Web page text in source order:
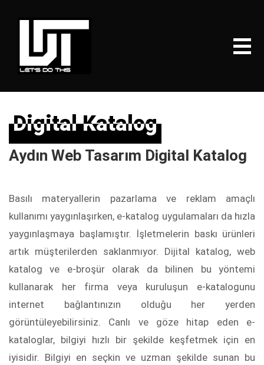
Digital Katalog
Digital Katalog
Aydın Web Tasarım Digital Katalog
Basılı materyallerin pazarlama ve reklam amaçlı
kullanımı yaygınlaşırken, e-katalog uygulamaları da hızla
yaygınlaşmaya başlamıştır. İşletmelerin baskı ürünleri
artık müşterilerden saklanmıyor. Dijital katalog, web
katalog ve e-broşür olarak da bilinen bu yöntemi
kullanarak her firma veya kuruluşun e-katalogunu
internet bağlantınızın olduğu her yerden
görüntüleyebilirsiniz. Canlı ve göze hitap eden e-
kataloglar, bilgiyi hızlı bir şekilde keşfetmek için en
iyisidir. Bilgiyi en seçkin ve uzman şekilde sunan bu